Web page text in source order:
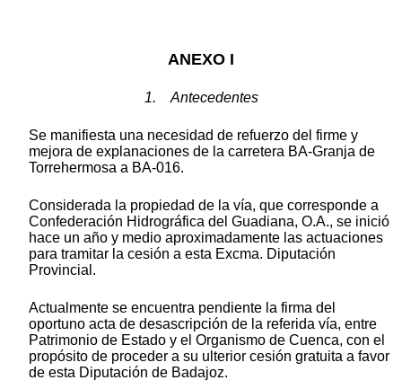
ANEXO I
1. Antecedentes
Se manifiesta una necesidad de refuerzo del firme y
mejora de explanaciones de la carretera BA-Granja de
Torrehermosa a BA-016.
Considerada la propiedad de la vía, que corresponde a
Confederación Hidrográfica del Guadiana, O.A., se inició
hace un año y medio aproximadamente las actuaciones
para tramitar la cesión a esta Excma. Diputación
Provincial.
Actualmente se encuentra pendiente la firma del
oportuno acta de desascripción de la referida vía, entre
Patrimonio de Estado y el Organismo de Cuenca, con el
propósito de proceder a su ulterior cesión gratuita a favor
de esta Diputación de Badajoz.